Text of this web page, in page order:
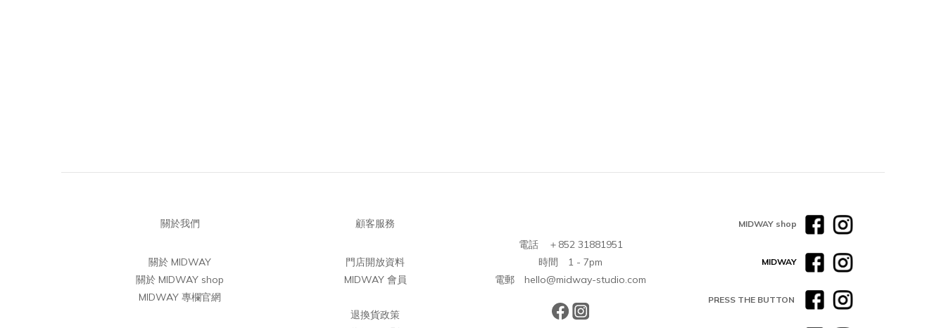
關於我們
關於 MIDWAY
關於 MIDWAY shop
MIDWAY 專欄官網
顧客服務
門店開放資料
MIDWAY 會員
退換貨政策
電話 ＋852 31881951
時間 1 - 7pm
電郵 hello@midway-studio.com
MIDWAY shop
MIDWAY
PRESS THE BUTTON